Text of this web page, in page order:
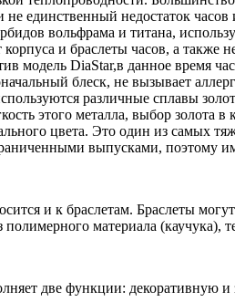
не единственный недостаток
вольфрама и титана,
и браслеты часов, а
модель DiaStar,в данное время
блеск, не вызывает
различные сплавы
этого металла, выбор золота
цвета. Это один из самых
выпусками, поэтому
и к браслетам. Браслеты
материала (каучука),
две функции: декоративную